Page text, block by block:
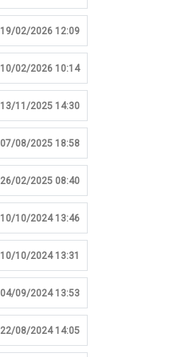
19/02/2026 12:09
10/02/2026 10:14
13/11/2025 14:30
07/08/2025 18:58
26/02/2025 08:40
10/10/2024 13:46
10/10/2024 13:31
04/09/2024 13:53
22/08/2024 14:05